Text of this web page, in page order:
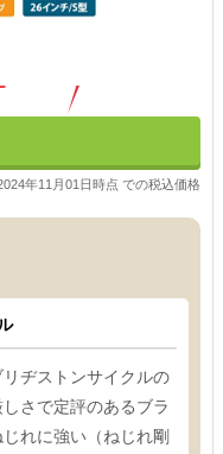
年11月01日時点 での税込価格
ヂストンサイクルの
さで定評のあるブラ
れに強い（ねじれ剛